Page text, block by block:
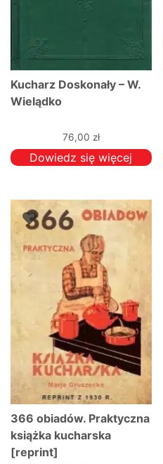
Kucharz Doskonały – W.
Wielądko
76,00 zł
Dowiedz się więcej
366 obiadów. Praktyczna
książka kucharska
[reprint]